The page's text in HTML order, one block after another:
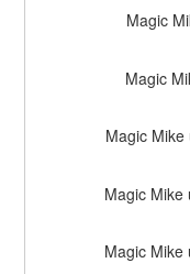
Magic
Magic
Magic
Magic Mike
Magic Mike